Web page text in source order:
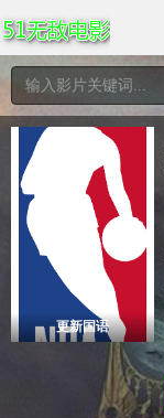
更新国语